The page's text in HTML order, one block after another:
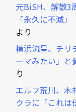
元BiSH、解散3
「永久に不滅
より
横浜流星、チリ
ーマみたい」と
り
エルフ荒川、木
クラに「これは